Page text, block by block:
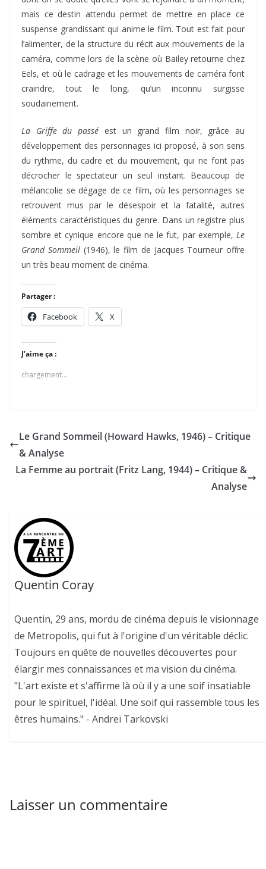
mais ce destin attendu permet de mettre en place ce
suspense grandissant qui anime le film. Tout est fait pour
l’alimenter, de la structure du récit aux mouvements de la
caméra, comme lors de la scène où Bailey retourne chez
Eels, et où le cadrage et les mouvements de caméra font
craindre, tout le long, qu’un inconnu surgisse
soudainement.
La Griffe du passé est un grand film noir, grâce au
développement des personnages ici proposé, à son sens
du rythme, du cadre et du mouvement, qui ne font pas
décrocher le spectateur un seul instant. Beaucoup de
mélancolie se dégage de ce film, où les personnages se
retrouvent mus par le désespoir et la fatalité, autres
éléments caractéristiques du genre. Dans un registre plus
sombre et cynique encore que ne le fut, par exemple, Le
Grand Sommeil(1946), le film de Jacques Tourneur offre
un très beau moment de cinéma.
Partager :
Facebook X
J’aime ça :
chargement…
Le Grand Sommeil (Howard Hawks, 1946) – Critique
& Analyse
La Femme au portrait (Fritz Lang, 1944) – Critique &
Analyse
Quentin Coray
Quentin, 29 ans, mordu de cinéma depuis le visionnage
de Metropolis, qui fut à l'origine d'un véritable déclic.
Toujours en quête de nouvelles découvertes pour
élargir mes connaissances et ma vision du cinéma.
"L'art existe et s'affirme là où il y a une soif insatiable
pour le spirituel, l'idéal. Une soif qui rassemble tous les
êtres humains." - Andreï Tarkovski
Laisser un commentaire